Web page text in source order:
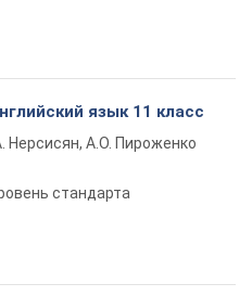
язык 11 класс
Нерсисян, А.О. Пироженко
стандарта